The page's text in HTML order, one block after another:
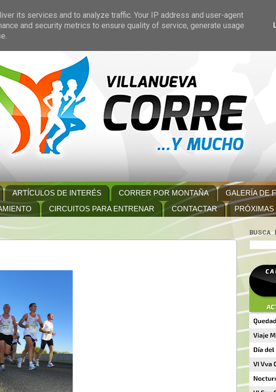
ARTÍCULOS DE INTERÉS CORRER POR MONTAÑA
GALERÍA DE
CIRCUITOS PARA ENTRENAR CONTACTAR
BUSCA
its services and to analyze traffic. Your IP address and user-agent
and security metrics to ensure quality of service, generate usage